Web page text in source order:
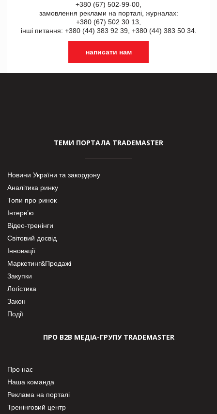
+380 (67) 502-99-00,
замовлення реклами на порталі, журналах:
+380 (67) 502 30 13,
інші питання: +380 (44) 383 92 39, +380 (44) 383 50 34.
написати нам
ТЕМИ ПОРТАЛА TRADEMASTER
Новини України та закордону
Аналітика ринку
Топи про ринок
Інтерв’ю
Відео-тренінги
Світовий досвід
Інновації
Маркетинг&Продажі
Закупки
Логістика
Закон
Події
ПРО В2В МЕДІА-ГРУПУ TRADEMASTER
Про нас
Наша команда
Реклама на порталі
Тренінговий центр